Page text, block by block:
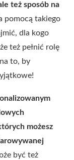
też sposób na
pomocą takiego
dla kogo
też pełnić rolę
to, by
możesz
być też